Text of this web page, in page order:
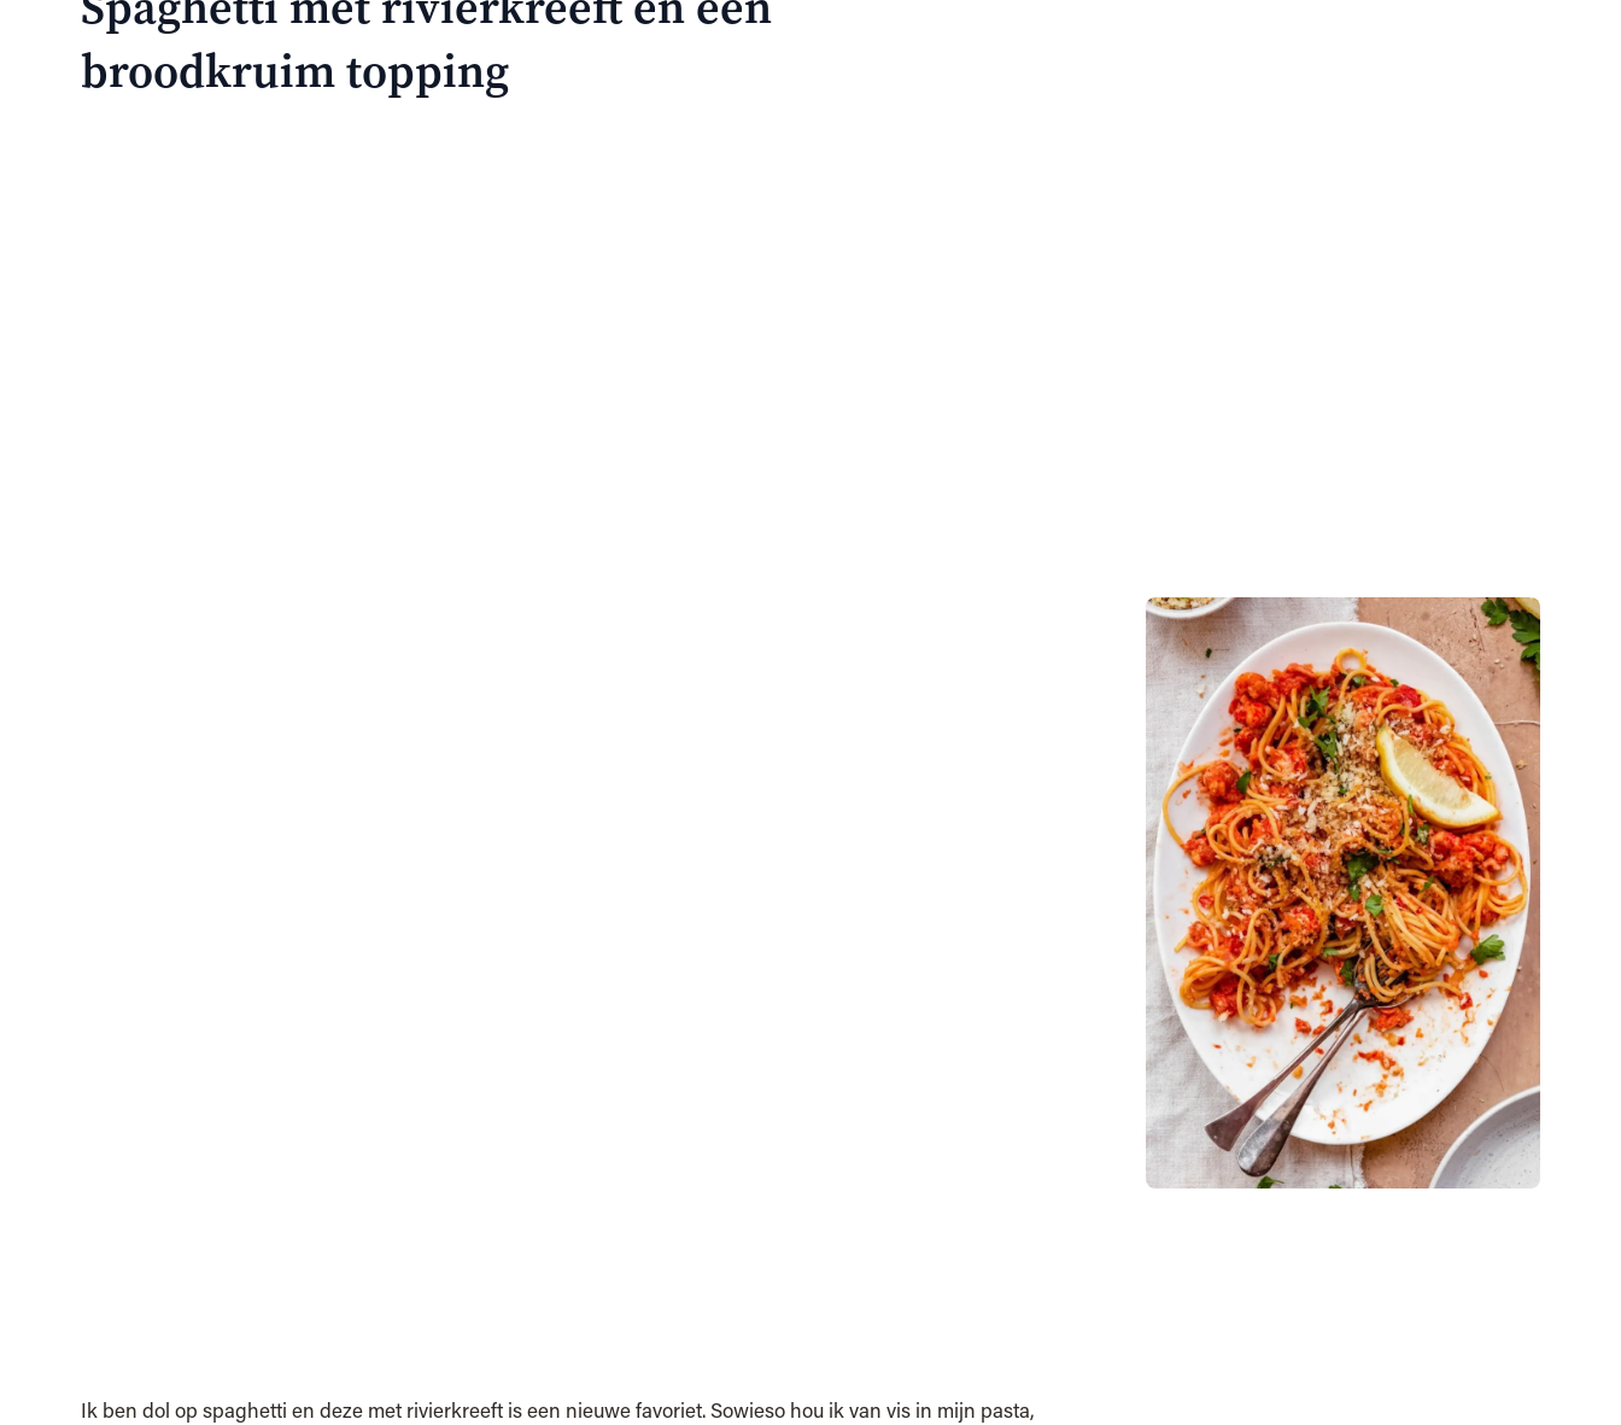
broodkruim topping
Ik ben dol op spaghetti en deze met rivierkreeft is een nieuwe favoriet. Sowieso hou ik van vis in mijn pasta,